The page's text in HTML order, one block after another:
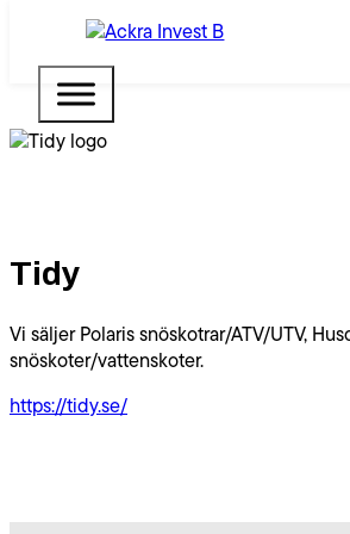
Tidy
Vi säljer Polaris snöskotrar/ATV/UTV,
snöskoter/vattenskoter.
https://tidy.se/